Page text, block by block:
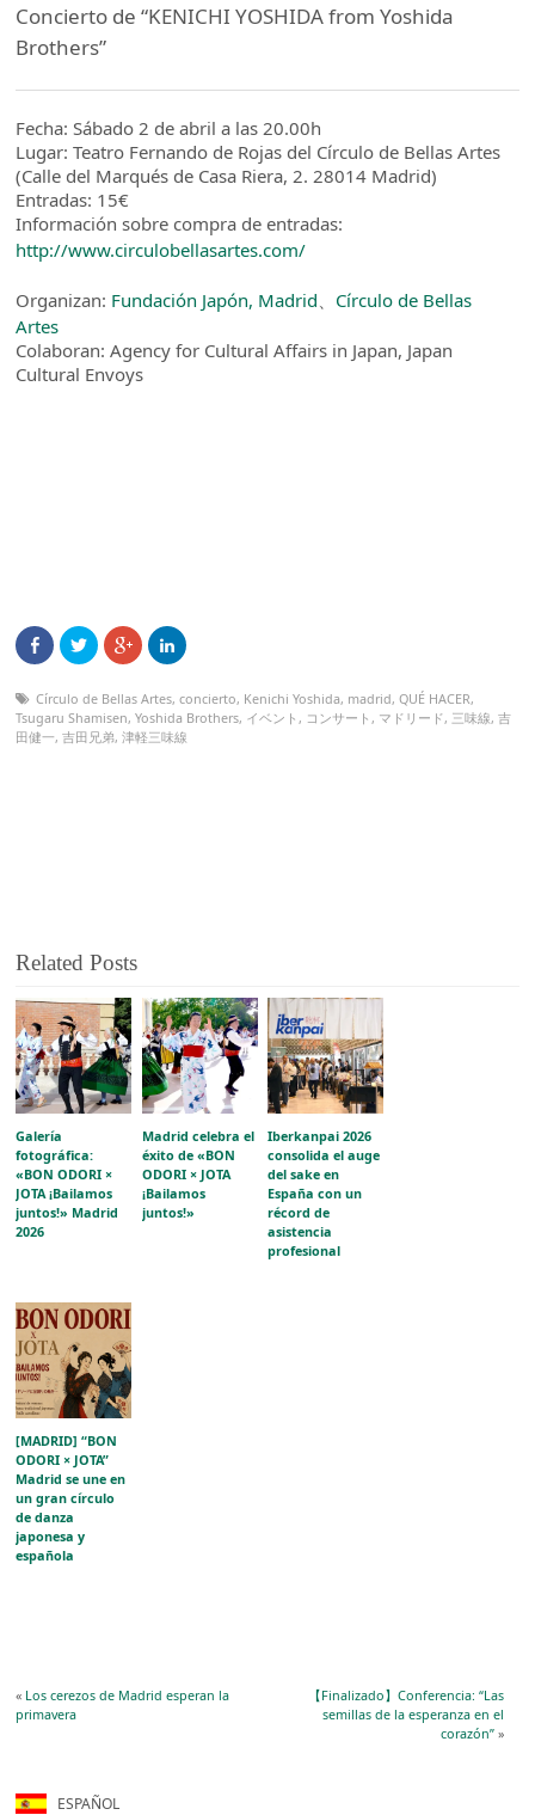
Concierto de “KENICHI YOSHIDA from Yoshida
Brothers”
Fecha: Sábado 2 de abril a las 20.00h
Lugar: Teatro Fernando de Rojas del Círculo de Bellas Artes
(Calle del Marqués de Casa Riera, 2. 28014 Madrid)
Entradas: 15€
Información sobre compra de entradas:
http://www.circulobellasartes.com/
Organizan: Fundación Japón, Madrid
Círculo de Bellas
Artes
Colaboran: Agency for Cultural Affairs in Japan, Japan
Cultural Envoys
Círculo de Bellas Artes,concierto, Kenichi Yoshida, madrid,QUÉ HACER,
Tsugaru Shamisen,Yoshida Brothers, イベント, コンサート, マドリード, 三味線,吉
田健一,吉田兄弟,津軽三味線
Related Posts
Galería
fotográfica:
«BON ODORI ×
JOTA ¡Bailamos
juntos!» Madrid
2026
Madrid celebra el
éxito de «BON
ODORI × JOTA
¡Bailamos
juntos!»
Iberkanpai 2026
consolida el auge
del sake en
España con un
récord de
asistencia
profesional
[MADRID] “BON
ODORI × JOTA”
Madrid se une en
un gran círculo
de danza
japonesa y
española
« Los cerezos de Madrid esperan la
primavera
【Finalizado】Conferencia: “Las
semillas de la esperanza en el
corazón”»
ESPAÑOL